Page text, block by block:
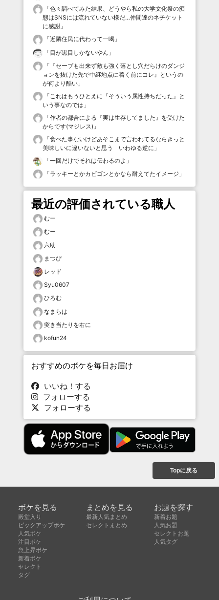
「色々調べてみた結果、どうやら私の大学文化祭の痴
態はSNSには流れていない様だ…仲間達のネチケット
に感謝 」
「近隣住民に代わって一喝 」
「目が黒目しかないやん 」
「 『セーブも出来ず敵も強く落とし穴だらけのダンジ
ョンを抜けた先で中継地点に着く前にコレ』というの
が何より酷い 」
「 これはもうひとえに『そういう属性持ちだった』と
いう事なのでは 」
「作者の都合による『実は生存してました』を受けた
からです(マジレス) 」
「食べた事ないけどあそこまで言われてるならきっと
美味しいに違いないと思う いわゆる逆に 」
「一回だけでそれは伝わるのよ 」
「ラッキーとかカビゴンとかなら耐えてたイメージ 」
最近の評価されている職人
むー
むー
六助
まつぴ
レッド
Syu0607
ひろむ
なまらは
突き当たりを右に
kofun24
おすすめのボケを毎日お届け
いいね！する
フォローする
フォローする
Topに戻る
ボケを見る
殿堂入り
ピックアップボケ
人気ボケ
注目ボケ
急上昇ボケ
新着ボケ
セレクト
タグ
まとめを見る
最新人気まとめ
セレクトまとめ
お題を探す
新着お題
人気お題
セレクトお題
人気タグ